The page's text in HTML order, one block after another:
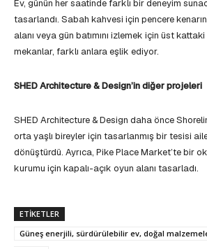
Ev, günün her saatinde farklı bir deneyim
tasarlandı. Sabah kahvesi için pencere
alanı veya gün batımını izlemek için üst
mekanlar, farklı anlara eşlik ediyor.
SHED Architecture & Design’in diğer projeleri
SHED Architecture & Design daha önce
orta yaşlı bireyler için tasarlanmış bir tesisi
dönüştürdü. Ayrıca, Pike Place Market’te bir
kurumu için kapalı-açık oyun alanı tasarladı.
ETIKETLER
Güneş enerjili, sürdürülebilir ev, doğal